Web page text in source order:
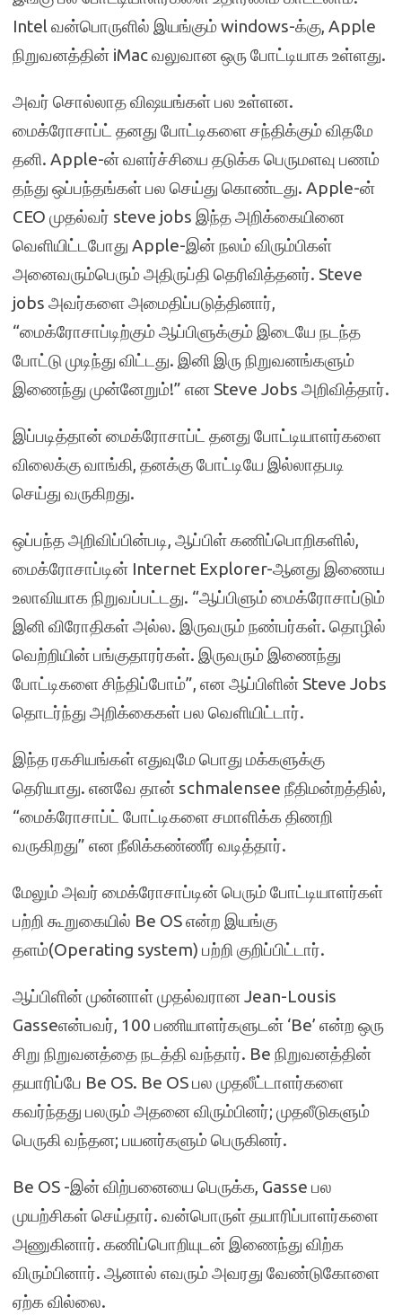
Intel வன்பொருளில் இயங்கும் windows-க்கு, Apple
நிறுவனத்தின் iMac வலுவான ஒரு போட்டியாக உள்ளது.
அவர் சொல்லாத விஷயங்கள் பல உள்ளன.
மைக்ரோசாப்ட் தனது போட்டிகளை சந்திக்கும் விதமே
தனி. Apple-ன் வளர்ச்சியை தடுக்க பெருமளவு பணம்
தந்து ஒப்பந்தங்கள் பல செய்து கொண்டது. Apple-ன்
CEO முதல்வர் steve jobs இந்த அறிக்கையினை
வெளியிட்டபோது Apple-இன் நலம் விரும்பிகள்
அனைவரும்பெரும் அதிருப்தி தெரிவித்தனர். Steve
jobs அவர்களை அமைதிப்படுத்தினார்,
“மைக்ரோசாப்டிற்கும் ஆப்பிளுக்கும் இடையே நடந்த
போட்டு முடிந்து விட்டது. இனி இரு நிறுவனங்களும்
இணைந்து முன்னேறும்!” என Steve Jobs அறிவித்தார்.
இப்படித்தான் மைக்ரோசாப்ட் தனது போட்டியாளர்களை
விலைக்கு வாங்கி, தனக்கு போட்டியே இல்லாதபடி
செய்து வருகிறது.
ஒப்பந்த அறிவிப்பின்படி, ஆப்பிள் கணிப்பொறிகளில்,
மைக்ரோசாப்டின் Internet Explorer-ஆனது இணைய
உலாவியாக நிறுவப்பட்டது. “ஆப்பிளும் மைக்ரோசாப்டும்
இனி விரோதிகள் அல்ல. இருவரும் நண்பர்கள். தொழில்
வெற்றியின் பங்குதாரர்கள். இருவரும் இணைந்து
போட்டிகளை சிந்திப்போம்”, என ஆப்பிளின் Steve Jobs
தொடர்ந்து அறிக்கைகள் பல வெளியிட்டார்.
இந்த ரகசியங்கள் எதுவுமே பொது மக்களுக்கு
தெரியாது. எனவே தான் schmalensee நீதிமன்றத்தில்,
“மைக்ரோசாப்ட் போட்டிகளை சமாளிக்க திணறி
வருகிறது” என நீலிக்கண்ணீர் வடித்தார்.
மேலும் அவர் மைக்ரோசாப்டின் பெரும் போட்டியாளர்கள்
பற்றி கூறுகையில் Be OS என்ற இயங்கு
தளம்(Operating system) பற்றி குறிப்பிட்டார்.
ஆப்பிளின் முன்னாள் முதல்வரான Jean-Lousis
Gasseஎன்பவர், 100 பணியாளர்களுடன் ‘Be’ என்ற ஒரு
சிறு நிறுவனத்தை நடத்தி வந்தார். Be நிறுவனத்தின்
தயாரிப்பே Be OS. Be OS பல முதலீட்டாளர்களை
கவர்ந்தது பலரும் அதனை விரும்பினர்; முதலீடுகளும்
பெருகி வந்தன; பயனர்களும் பெருகினர்.
Be OS -இன் விற்பனையை பெருக்க, Gasse பல
முயற்சிகள் செய்தார். வன்பொருள் தயாரிப்பாளர்களை
அணுகினார். கணிப்பொறியுடன் இணைந்து விற்க
விரும்பினார். ஆனால் எவரும் அவரது வேண்டுகோளை
ஏற்க வில்லை.